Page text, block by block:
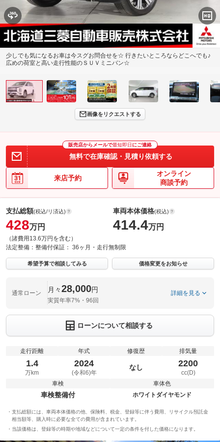
少しでも気になるお車は今スグお問合せを☆ 行きたいところならどこへでも♪
広めの荷室と高い走行性能のＳＵＶミニバン☆
画像をリクエストする
販売店からメールで最短即日 にご連絡
無料で在庫確認・見積り依頼する
来店予約
オンライン
商談予約
支払総額(税込/リ済込)
428万円
（諸費用13.6万円を含む）
車両本体価格(税込)
414.4万円
法定整備： 整備付保証： 36ヶ月・走行無制限
希望予算で相談してみる 価格変更をお知らせ
通常ローン 月々28,000円
実質年率7%・96回
詳細を見る
ローンについて相談する
走行距離
1.4
万km
年式
2024
(令和6)年
修復歴
なし
排気量
2200
cc(D)
車検
車検整備付
車体色
ホワイトダイヤモンド
支払総額には、車両本体価格の他、保険料、税金、登録等に伴う費用、リサイクル預託金
相当額等、購入時に必要な全ての費用が含まれています。
当該価格は、登録等の時期や地域などについて一定の条件を付した価格になります。